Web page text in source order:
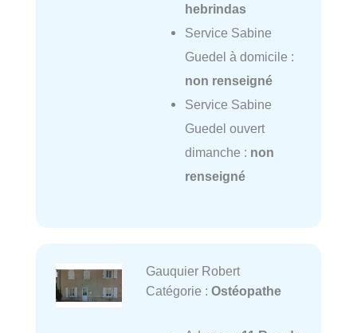
hebrindas
Service Sabine
Guedel à domicile :
non renseigné
Service Sabine
Guedel ouvert
dimanche : non
renseigné
Gauquier Robert
Catégorie : Ostéopathe